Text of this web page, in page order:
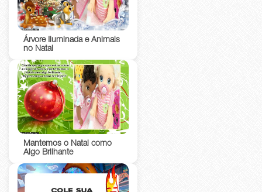
Árvore Iluminada e Animais
no Natal
Mantemos o Natal como
Algo Brilhante